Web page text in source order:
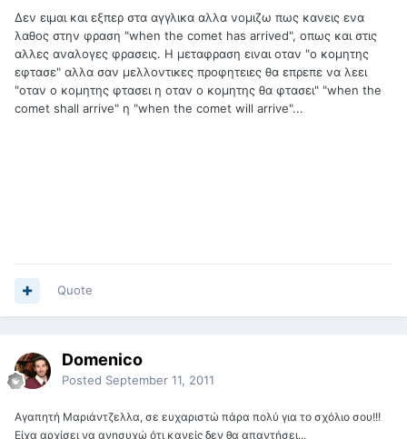
Δεν ειμαι και εξπερ στα αγγλικα αλλα νομιζω πως κανεις ενα
λαθος στην φραση "when the comet has arrived", οπως και στις
αλλες αναλογες φρασεις. Η μεταφραση ειναι οταν "ο κομητης
εφτασε" αλλα σαν μελλοντικες προφητειες θα επρεπε να λεει
"οταν ο κομητης φτασει η οταν ο κομητης θα φτασει" "when the
comet shall arrive" η "when the comet will arrive"...
Quote
Domenico
Posted September 11, 2011
Αγαπητή Μαριάντζελλα, σε ευχαριστώ πάρα πολύ για το σχόλιο σου!!!
Είχα αρχίσει να ανησυχώ ότι κανείς δεν θα απαντήσει...